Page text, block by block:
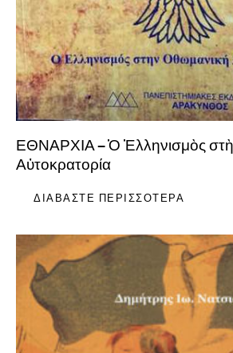
ΕΘΝΑΡΧΙΑ – Ὁ Ἑλληνισμὸς
Αὐτοκρατορία
ΔΙΑΒΆΣΤΕ ΠΕΡΙΣΣΌΤΕΡΑ